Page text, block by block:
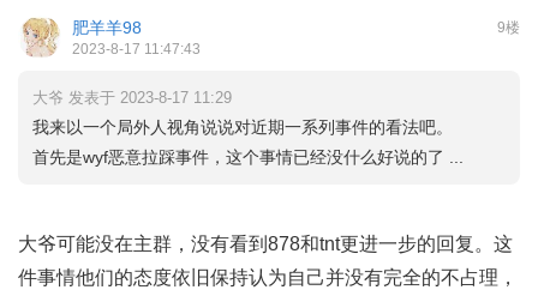
9楼
肥羊羊98
2023-8-17 11:47:43
大爷 发表于 2023-8-17 11:29
我来以一个局外人视角说说对近期一系列事件的看法吧。
首先是wyf恶意拉踩事件，这个事情已经没什么好说的了 ...
大爷可能没在主群，没有看到878和tnt更进一步的回复。这
件事情他们的态度依旧保持认为自己并没有完全的不占理，